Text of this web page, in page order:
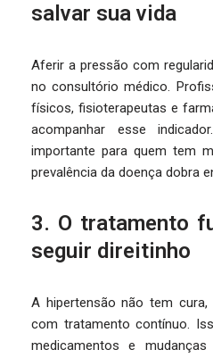
salvar sua vida
Aferir a pressão com
no consultório médico.
físicos, fisioterapeutas e
acompanhar esse
importante para quem tem
prevalência da doença dobra
3. O tratamento
seguir direitinho
A hipertensão não tem
com tratamento contínuo.
medicamentos e